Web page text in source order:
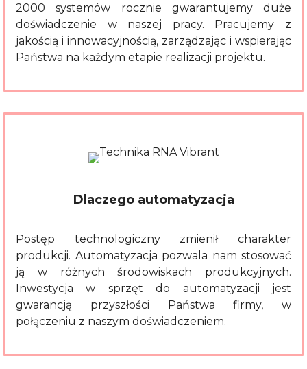
2000 systemów rocznie gwarantujemy duże
doświadczenie w naszej pracy. Pracujemy z
jakością i innowacyjnością, zarządzając i wspierając
Państwa na każdym etapie realizacji projektu.
Dlaczego automatyzacja
Postęp technologiczny zmienił charakter
produkcji. Automatyzacja pozwala nam stosować
ją w różnych środowiskach produkcyjnych.
Inwestycja w sprzęt do automatyzacji jest
gwarancją przyszłości Państwa firmy, w
połączeniu z naszym doświadczeniem.